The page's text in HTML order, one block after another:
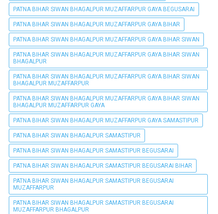
PATNA BIHAR SIWAN BHAGALPUR MUZAFFARPUR GAYA BEGUSARAI
PATNA BIHAR SIWAN BHAGALPUR MUZAFFARPUR GAYA BIHAR
PATNA BIHAR SIWAN BHAGALPUR MUZAFFARPUR GAYA BIHAR SIWAN
PATNA BIHAR SIWAN BHAGALPUR MUZAFFARPUR GAYA BIHAR SIWAN
BHAGALPUR
PATNA BIHAR SIWAN BHAGALPUR MUZAFFARPUR GAYA BIHAR SIWAN
BHAGALPUR MUZAFFARPUR
PATNA BIHAR SIWAN BHAGALPUR MUZAFFARPUR GAYA BIHAR SIWAN
BHAGALPUR MUZAFFARPUR GAYA
PATNA BIHAR SIWAN BHAGALPUR MUZAFFARPUR GAYA SAMASTIPUR
PATNA BIHAR SIWAN BHAGALPUR SAMASTIPUR
PATNA BIHAR SIWAN BHAGALPUR SAMASTIPUR BEGUSARAI
PATNA BIHAR SIWAN BHAGALPUR SAMASTIPUR BEGUSARAI BIHAR
PATNA BIHAR SIWAN BHAGALPUR SAMASTIPUR BEGUSARAI
MUZAFFARPUR
PATNA BIHAR SIWAN BHAGALPUR SAMASTIPUR BEGUSARAI
MUZAFFARPUR BHAGALPUR